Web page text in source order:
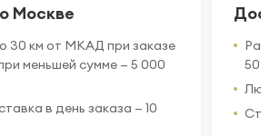
Москве
30 км от МКАД при заказе
меньшей сумме — 5 000
в день заказа — 10
50